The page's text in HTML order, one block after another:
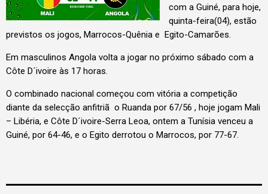
com a Guiné, para hoje,
quinta-feira(04), estão
previstos os jogos, Marrocos-Quênia e Egito-Camarões.
Em masculinos Angola volta a jogar no próximo sábado com a
Côte D´ivoire às 17 horas.
O combinado nacional começou com vitória a competição
diante da selecção anfitriã o Ruanda por 67/56 , hoje jogam Mali
– Libéria, e Côte D´ivoire-Serra Leoa, ontem a Tunísia venceu a
Guiné, por 64-46, e o Egito derrotou o Marrocos, por 77-67.